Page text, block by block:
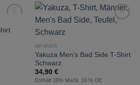
MÄNNER
Yakuza Men’s Bad Side T-Shirt
Schwarz
34,90 €
Enthält 19% MwSt. 19 % DE